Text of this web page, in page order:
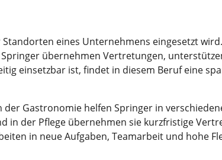
eines Unternehmens eingesetzt
übernehmen Vertretungen,
einsetzbar ist, findet in diesem Beruf eine
Gastronomie helfen Springer in
in der Pflege übernehmen sie kurzfristige
in neue Aufgaben, Teamarbeit und hohe